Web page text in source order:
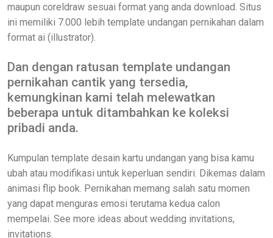
maupun coreldraw sesuai format yang anda download. Situs
ini memiliki 7.000 lebih template undangan pernikahan dalam
format ai (illustrator).
Dan dengan ratusan template undangan
pernikahan cantik yang tersedia,
kemungkinan kami telah melewatkan
beberapa untuk ditambahkan ke koleksi
pribadi anda.
Kumpulan template desain kartu undangan yang bisa kamu
ubah atau modifikasi untuk keperluan sendiri. Dikemas dalam
animasi flip book. Pernikahan memang salah satu momen
yang dapat menguras emosi terutama kedua calon
mempelai. See more ideas about wedding invitations,
invitations.